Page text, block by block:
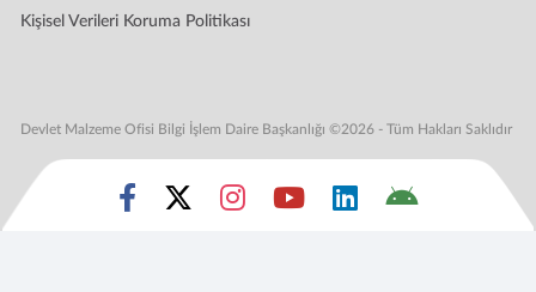
Kişisel Verileri Koruma Politikası
Devlet Malzeme Ofisi Bilgi İşlem Daire Başkanlığı ©2026 - Tüm Hakları Saklıdır